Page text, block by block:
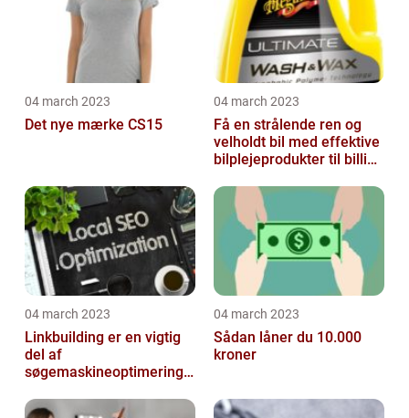
04 march 2023
Det nye mærke CS15
04 march 2023
Få en strålende ren og
velholdt bil med effektive
bilplejeprodukter til billige
04 march 2023
Linkbuilding er en vigtig
del af
søgemaskineoptimeringe
04 march 2023
Sådan låner du 10.000
kroner